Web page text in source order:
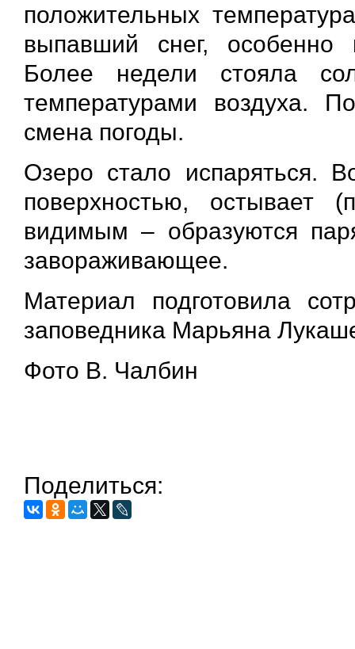
положительных
выпавший снег, особенно
Более недели стояла
температурами воздуха.
смена погоды.
Озеро стало испаряться.
поверхностью, остывает
видимым – образуются
завораживающее.
Материал подготовила
заповедника Марьяна
Фото В. Чалбин
Поделиться: